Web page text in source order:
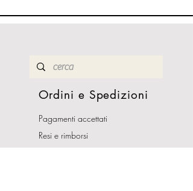
Ordini e Spedizioni
Pagamenti accettati
Resi e rimborsi